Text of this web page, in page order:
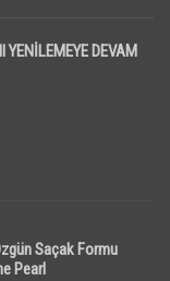
YENİLEMEYE DEVAM
Saçak Formu
Pearl